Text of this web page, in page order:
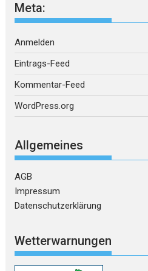
Meta:
Anmelden
Eintrags-Feed
Kommentar-Feed
WordPress.org
Allgemeines
AGB
Impressum
Datenschutzerklärung
Wetterwarnungen